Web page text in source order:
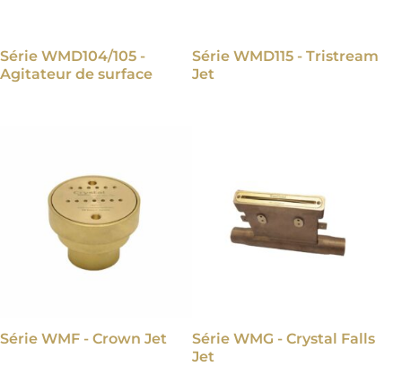
Série WMD104/105 -
Agitateur de surface
Série WMD115 - Tristream
Jet
Série WMF - Crown Jet
Série WMG - Crystal Falls
Jet